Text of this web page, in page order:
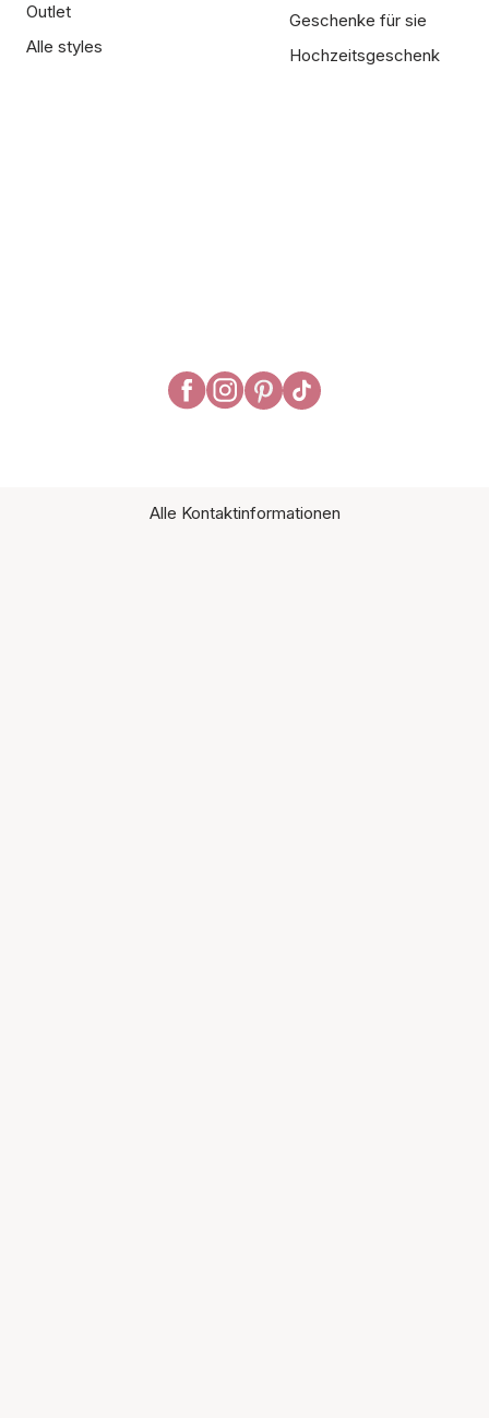
Outlet
Alle styles
Geschenke für sie
Hochzeitsgeschenk
Alle Kontaktinformationen